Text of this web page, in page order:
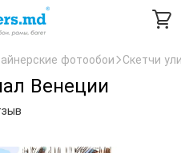
фотообои Скетчи
Венеции